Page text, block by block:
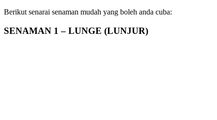
Berikut senarai senaman mudah yang boleh anda cuba:
SENAMAN 1 – LUNGE (LUNJUR)